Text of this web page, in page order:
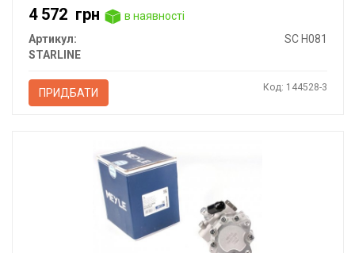
4 572 грн
в наявності
Артикул:
SC H081
STARLINE
ПРИДБАТИ Код: 144528-3